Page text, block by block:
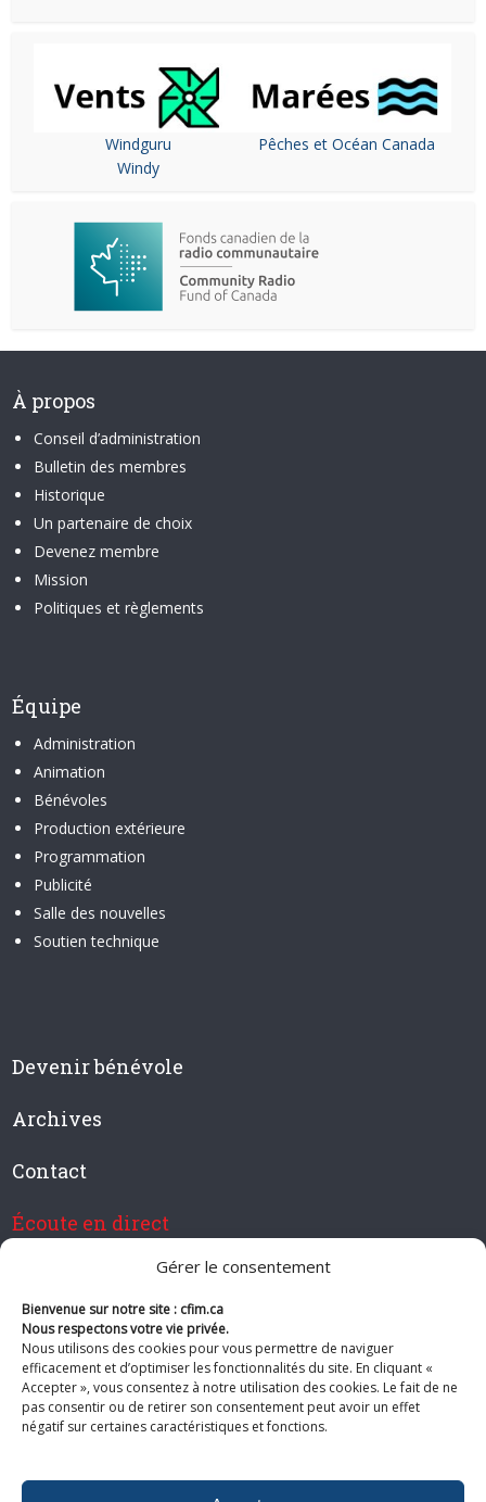
Gérer le consentement
Bienvenue sur notre site : cfim.ca
Nous respectons votre vie privée.
Nous utilisons des cookies pour vous permettre de naviguer
efficacement et d’optimiser les fonctionnalités du site. En cliquant «
Accepter », vous consentez à notre utilisation des cookies. Le fait de ne
pas consentir ou de retirer son consentement peut avoir un effet
négatif sur certaines caractéristiques et fonctions.
Windguru
Windy
Pêches et Océan Canada
À propos
Conseil d’administration
Bulletin des membres
Historique
Un partenaire de choix
Devenez membre
Mission
Politiques et règlements
Équipe
Administration
Animation
Bénévoles
Production extérieure
Programmation
Publicité
Salle des nouvelles
Soutien technique
Devenir bénévole
Archives
Contact
Écoute en direct
Devenir membre de CFIM
Suivez-nous